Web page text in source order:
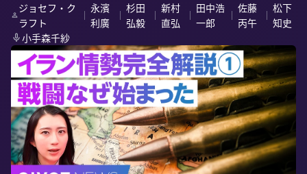
ジョセフ・ク
ラフト
｜
永濱
利廣
｜
杉田
弘毅
｜
新村
直弘
｜
田中浩
一郎
｜
佐藤
丙午
｜
松下
知史
小手森千紗